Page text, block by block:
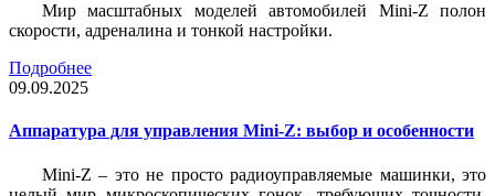
Мир масштабных моделей автомобилей Mini-Z полон
скорости, адреналина и тонкой настройки.
Подробнее
09.09.2025
Аппаратура для управления Mini-Z: выбор и особенности
Mini-Z – это не просто радиоуправляемые машинки, это